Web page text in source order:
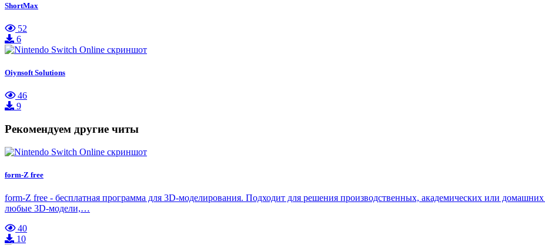
ShortMax
52
6
Oiynsoft Solutions
46
9
Рекомендуем другие читы
form-Z free
form-Z free - бесплатная программа для 3D-моделирования. Подходит для решения производственных, академических или
любые 3D-модели,…
40
10